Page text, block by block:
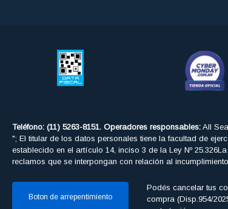
Teléfono: (11) 5263-8151. Operadores responsables: All
"; El titular de los datos personales tiene la facultad de
establecido en el artículo 14, inciso 3 de la Ley Nº
reclamos que se interpongan con relación al
Boton de arrepentimiento
Podés cancelar tus
compra (Disp.954/